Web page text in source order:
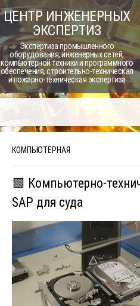
Skip
to
content
ЦЕНТР ИНЖЕНЕРНЫХ
ЭКСПЕРТИЗ
Экспертиза промышленного
оборудования, инженерных сетей,
компьютерной техники и программного
обеспечения, строительно-техническая
и пожарно-техническая экспертиза
КОМПЬЮТЕРНАЯ
🟩 Компьютерно-
SAP для суда